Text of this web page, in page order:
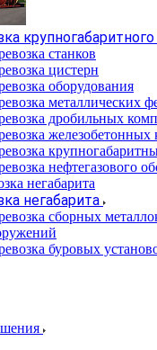
крупногабаритного
станков
цистерн
оборудования
металлических
дробильных
железобетонных
нефтегазового
негабарита
сборных
буровых